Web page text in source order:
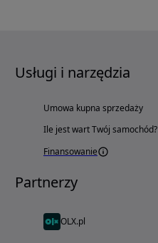
Usługi i narzędzia
Umowa kupna sprzedaży
Ile jest wart Twój samochód?
Finansowanie
Partnerzy
OLX.pl